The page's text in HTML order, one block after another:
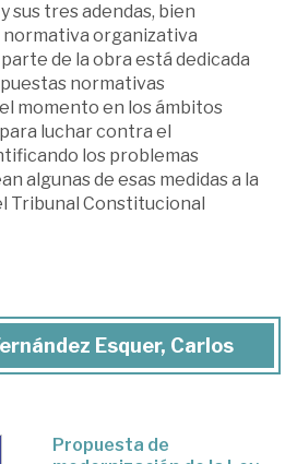
sus tres adendas, bien
organizativa
de la obra está dedicada
normativas
momento en los ámbitos
luchar contra el
los problemas
algunas de esas medidas a la
Tribunal Constitucional
Esquer, Carlos
Propuesta de